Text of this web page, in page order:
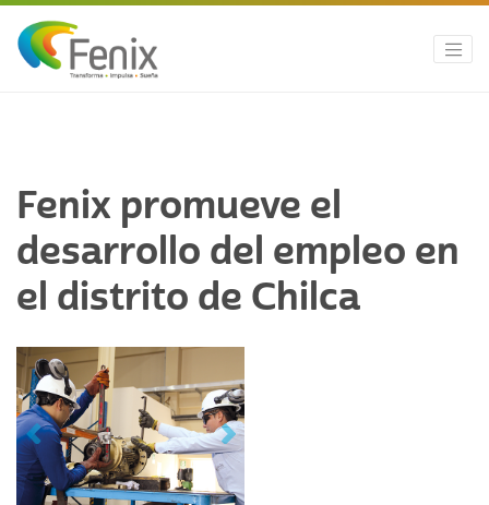
Fenix promueve el
desarrollo del empleo en
el distrito de Chilca
Previous Next